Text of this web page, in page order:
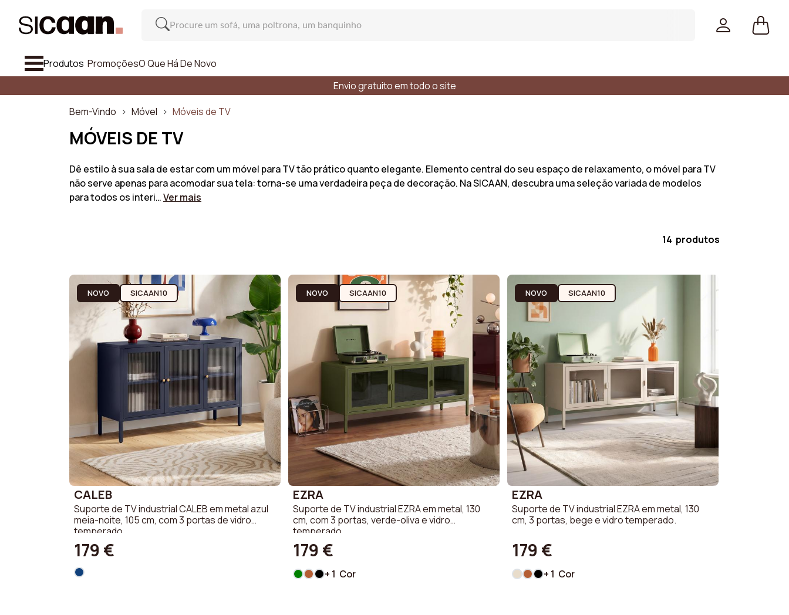
Produtos PromoçõesO Que Há De Novo
Poltronas E Pufes
Promoções
Precisar De Ajuda
Sofá 2 lugares
Sofá Vintage
Sofá em tecido bouclé
Sofá de Linho
Sofá em veludo cotelê
Sofá Laranja
Sofá cinzento
Sofá Branco
Sofá Verde
Envio gratuito em todo o site
Bem-Vindo
Móvel Móveis de TV
MÓVEIS DE TV
Dê estilo à sua sala de estar com um móvel para TV tão prático quanto elegante. Elemento central do seu espaço de relaxamento, o móvel para TV
não serve apenas para acomodar sua tela: torna-se uma verdadeira peça de decoração. Na SICAAN, descubra uma seleção variada de modelos
para todos os interi…Ver mais
14 produtos
NOVO SICAAN10
CALEB
Suporte de TV industrial CALEB em metal azul
meia-noite, 105 cm, com 3 portas de vidro
temperado.
179 €
NOVO SICAAN10
EZRA
Suporte de TV industrial EZRA em metal, 130
cm, com 3 portas, verde-oliva e vidro
temperado.
179 €
+ 1 Cor
NOVO SICAAN10
EZRA
Suporte de TV industrial EZRA em metal, 130
cm, 3 portas, bege e vidro temperado.
179 €
+ 1 Cor